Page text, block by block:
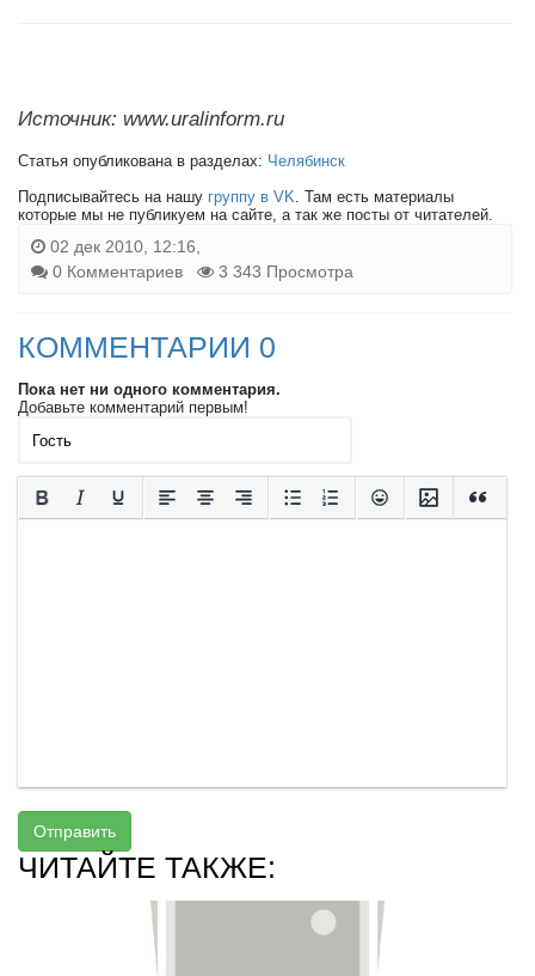
Источник: www.uralinform.ru
Статья опубликована в разделах: Челябинск
Подписывайтесь на нашу группу в VK. Там есть материалы
которые мы не публикуем на сайте, а так же посты от читателей.
02 дек 2010, 12:16,
0 Комментариев
3 343 Просмотра
КОММЕНТАРИИ 0
Пока нет ни одного комментария.
Добавьте комментарий первым!
Отправить
ЧИТАЙТЕ ТАКЖЕ: